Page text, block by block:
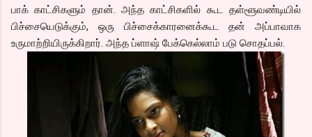
பாக் காட்சிகளும் தான். அந்த காட்சிகளில் கூட தள்ளூவண்டியில்
பிச்சையெடுக்கும், ஒரு பிச்சைக்காரனைக்கூட தன் அப்பாவாக
உருமாற்றியிருக்கிறார். அந்த ப்ளாஷ் பேக்கெல்லாம் படு சொதப்பல்.